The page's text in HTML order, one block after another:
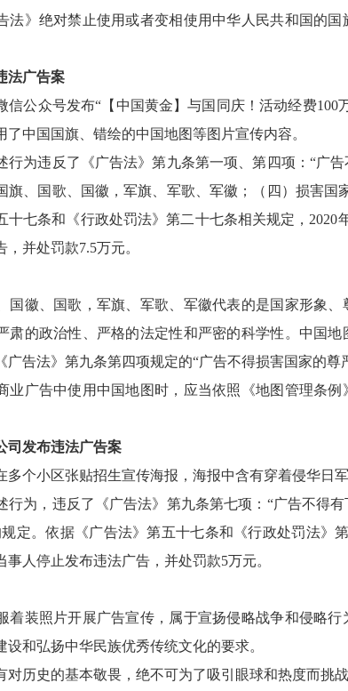
》绝对禁止使用或者变相使用中华人民共和国的国
法广告案
众号发布“【中国黄金】与国同庆！活动经费100
了中国国旗、错绘的中国地图等图片宣传内容。
违反了《广告法》第九条第一项、第四项：“广告
旗、国歌、国徽，军旗、军歌、军徽；（四）损害国
十七条和《行政处罚法》第二十七条相关规定，2020
并处罚款7.5万元。
国徽、国歌，军旗、军歌、军徽代表的是国家形象
肃的政治性、严格的法定性和严密的科学性。中国
广告法》第九条第四项规定的“广告不得损害国家的尊
广告中使用中国地图时，应当依照《地图管理条例
司发布违法广告案
小区张贴招生宣传海报，海报中含有穿着侵华日军
为，违反了《广告法》第九条第七项：“广告不得有
定。依据《广告法》第五十七条和《行政处罚法》
事人停止发布违法广告，并处罚款5万元。
着装照片开展广告宣传，属于宣扬侵略战争和侵略
设和弘扬中华民族优秀传统文化的要求。
史的基本敬畏，绝不可为了吸引眼球和热度而挑战